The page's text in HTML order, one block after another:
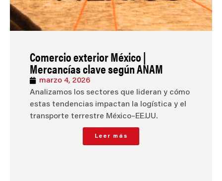
Comercio exterior México |
Mercancías clave según ANAM
marzo 4, 2026
Analizamos los sectores que lideran y cómo
estas tendencias impactan la logística y el
transporte terrestre México–EE.UU.
Leer más